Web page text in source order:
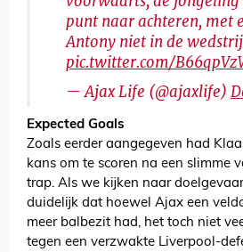
punt naar achteren, met
Antony niet in de
pic.twitter.com/
— Ajax Life (@ajaxlife)
Expected Goals
Zoals eerder aangegeven had
kans om te scoren na een slimme
trap. Als we kijken naar
duidelijk dat hoewel Ajax een
meer balbezit had, het toch niet
tegen een verzwakte Liverpool-